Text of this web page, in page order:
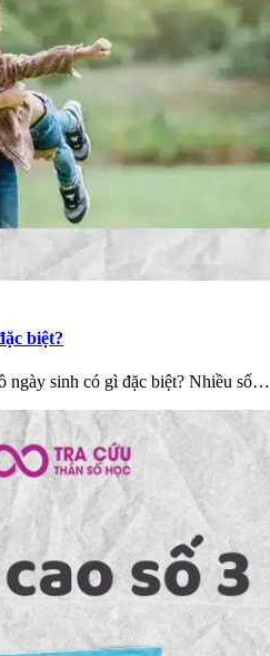
biệt?
ngày sinh có gì đặc biệt? Nhiều số…